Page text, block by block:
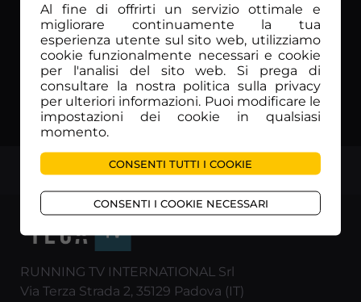
TOP
RUNNING TV INTERNATIONAL Srl
Via Terza Strada 2, 35129 Padova (IT)
Al fine di offrirti un servizio ottimale e
migliorare continuamente la tua
esperienza utente sul sito web, utilizziamo
cookie funzionalmente necessari e cookie
per l'analisi del sito web. Si prega di
consultare la nostra politica sulla privacy
per ulteriori informazioni. Puoi modificare le
impostazioni dei cookie in qualsiasi
momento.
CONSENTI TUTTI I COOKIE
CONSENTI I COOKIE NECESSARI